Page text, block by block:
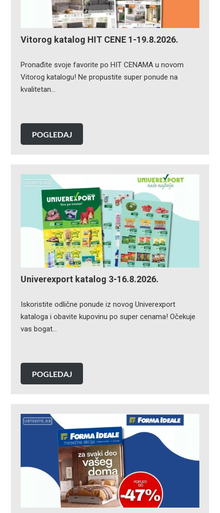
Vitorog katalog HIT CENE 1-19.8.2026.
Pronađite svoje favorite po HIT CENAMA u novom
Vitorog katalogu! Ne propustite super ponude na
kvalitetan…
POGLEDAJ
Univerexport katalog 3-16.8.2026.
Iskoristite odlične ponude iz novog Univerexport
kataloga i obavite kupovinu po super cenama! Očekuje
vas bogat…
POGLEDAJ